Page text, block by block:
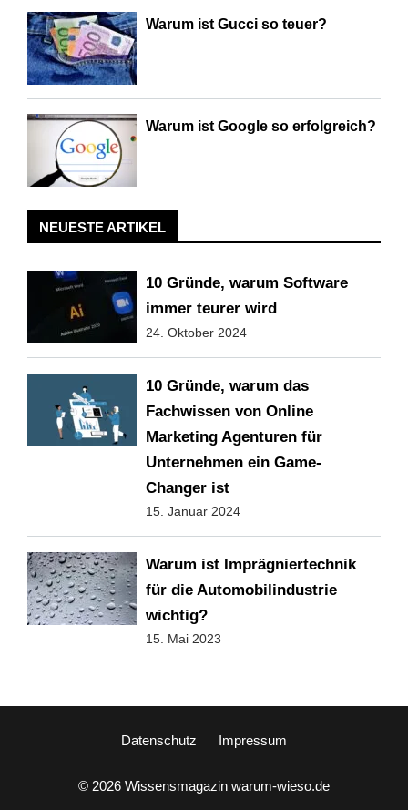
Warum ist Gucci so teuer?
Warum ist Google so erfolgreich?
NEUESTE ARTIKEL
10 Gründe, warum Software
immer teurer wird
24. Oktober 2024
10 Gründe, warum das
Fachwissen von Online
Marketing Agenturen für
Unternehmen ein Game-
Changer ist
15. Januar 2024
Warum ist Imprägniertechnik
für die Automobilindustrie
wichtig?
15. Mai 2023
Datenschutz Impressum
© 2026 Wissensmagazin warum-wieso.de